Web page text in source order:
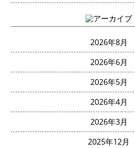
2026年8月
2026年6月
2026年5月
2026年4月
2026年3月
2025年12月